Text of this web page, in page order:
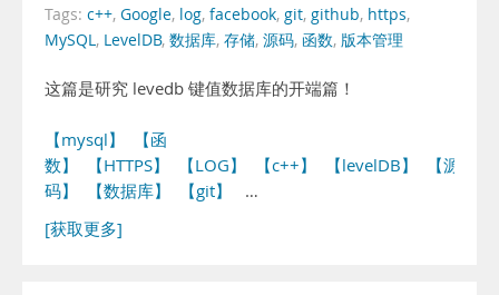
Tags: c++, Google, log, facebook, git, github, https,
MySQL, LevelDB, 数据库, 存储, 源码, 函数, 版本管理
这篇是研究 levedb 键值数据库的开端篇！
【mysql】
【函
数】
【HTTPS】 【LOG】 【c++】 【levelDB】
【源
码】
【数据库】 【git】
…
[获取更多]